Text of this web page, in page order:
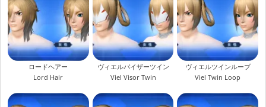
ロードヘアー
Lord Hair
ヴィエルバイザーツイン
Viel Visor Twin
ヴィエルツインループ
Viel Twin Loop